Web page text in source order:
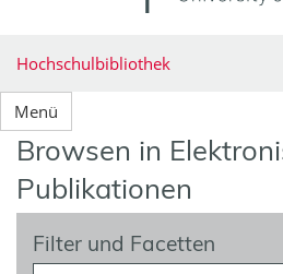
Hochschulbibliothek
Menü
Browsen in
Publikationen
Filter und Facetten